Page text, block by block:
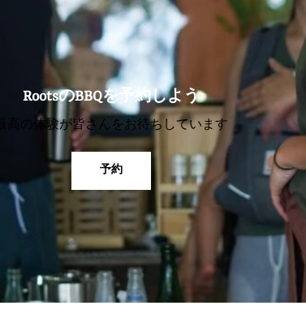
RootsのBBQを予約しよう
最高の体験が皆さんをお待ちしています
予約